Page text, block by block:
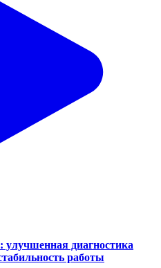
диагностика
работы